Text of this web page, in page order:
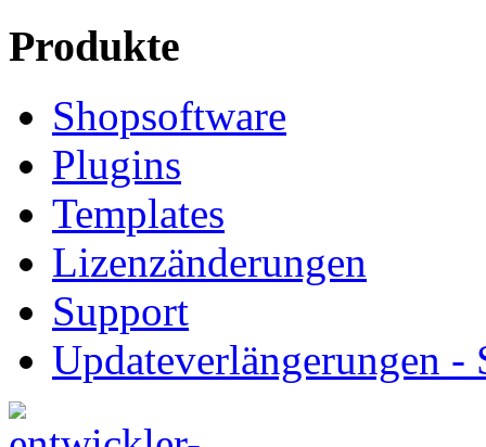
Produkte
Shopsoftware
Plugins
Templates
Lizenzänderungen
Support
Updateverlängerungen -